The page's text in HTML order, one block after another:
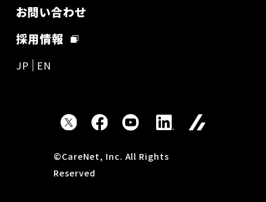
お問い合わせ
採用情報
JP EN
©CareNet, Inc. All Rights
Reserved